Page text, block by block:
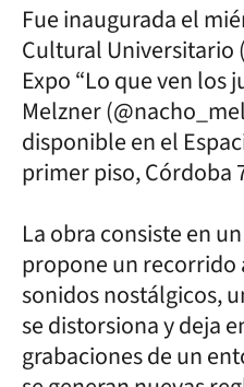
Fue inaugurada el
Cultural Universitario
Expo “Lo que ven los
Melzner
disponible en el
primer piso, Córdoba
La obra consiste en
propone un recorrido
sonidos nostálgicos,
se distorsiona y deja
grabaciones de un